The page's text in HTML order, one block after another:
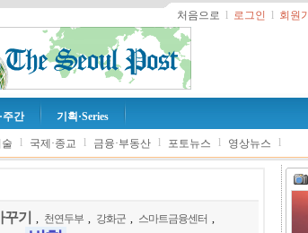
처음으로 l 로그인 l 회원
주간 기획·Series
l 국제·종교 l 금융·부동산 l 포토뉴스 l 영상뉴스 l
기 천연두부 강화군 스마트금융센터